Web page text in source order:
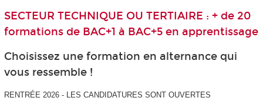
SECTEUR TECHNIQUE OU TERTIAIRE : + de 20
formations de BAC+1 à BAC+5 en apprentissage
Choisissez une formation en alternance qui
vous ressemble !
RENTRÉE 2026 - LES CANDIDATURES SONT OUVERTES